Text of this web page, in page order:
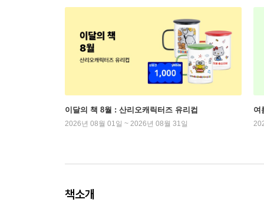
이달의 책 8월 : 산리오캐릭터즈 유리컵
2026년 08월 01일 ~ 2026년 08월 31일
여
책소개